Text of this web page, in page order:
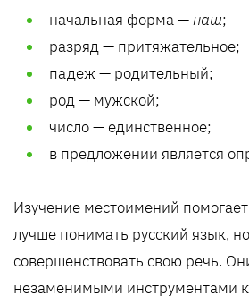
начальная форма —наш;
разряд — притяжательное;
падеж — родительный;
род — мужской;
число — единственное;
в предложении является
Изучение местоимений
лучше понимать русский язык,
совершенствовать свою речь.
незаменимыми инструментами